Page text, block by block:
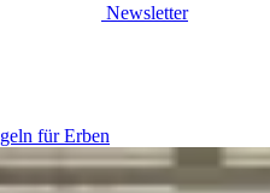
Newsletter
für Erben